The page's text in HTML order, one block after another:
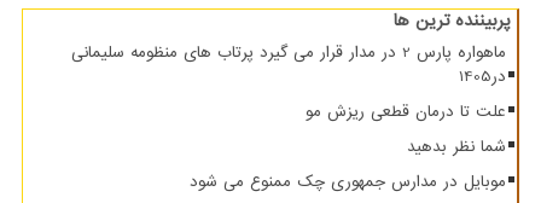
پربیننده ترین ها
ماهواره پارس 2 در مدار قرار می گیرد پرتاب های منظومه سلیمانی
در1405
علت تا درمان قطعی ریزش مو
شما نظر بدهید
موبایل در مدارس جمهوری چک ممنوع می شود